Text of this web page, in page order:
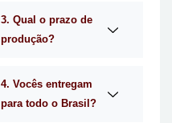
3. Qual o prazo de
produção?
4. Vocês entregam
para todo o Brasil?